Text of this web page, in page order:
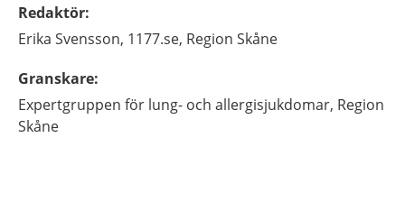
Redaktör:
Erika Svensson, 1177.se, Region Skåne
Granskare:
Expertgruppen för lung- och allergisjukdomar, Region
Skåne